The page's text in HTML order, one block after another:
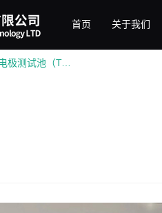
首页 关于我们
锂离子三电极测试池（T-02)